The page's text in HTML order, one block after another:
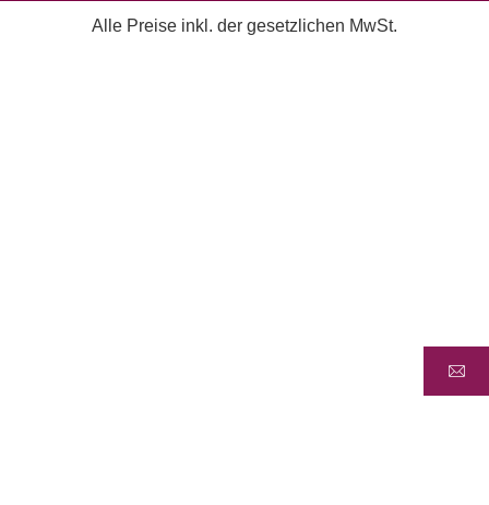
Alle Preise inkl. der gesetzlichen MwSt.